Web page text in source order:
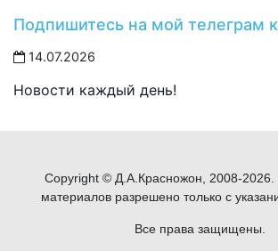
Подпишитесь на мой телеграм
14.07.2026
Новости каждый день!
Copyright © Д.А.Красножон, 2008-2026.
материалов разрешено только с
Все права защищены.